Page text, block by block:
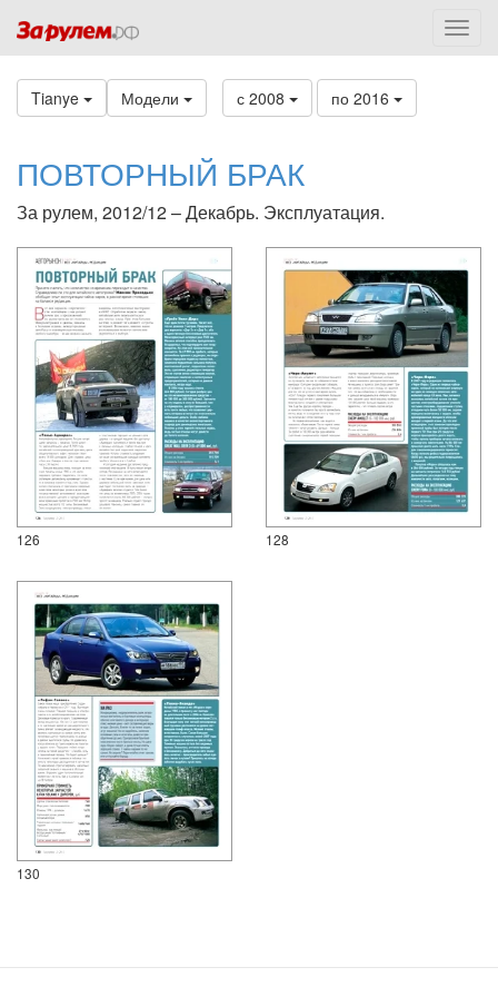
Tianye Модели с 2008 по 2016
ПОВТОРНЫЙ БРАК
За рулем, 2012/12 – Декабрь. Эксплуатация.
126 128
130